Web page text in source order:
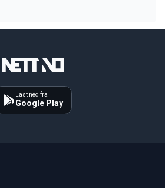
Last ned fra
Google Play